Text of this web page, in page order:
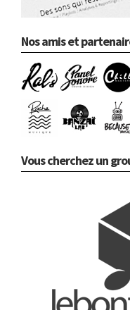
Nos amis et
Vous cherchez un